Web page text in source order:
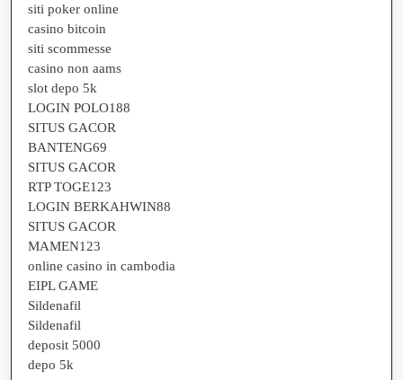
siti poker online
casino bitcoin
siti scommesse
casino non aams
slot depo 5k
LOGIN POLO188
SITUS GACOR
BANTENG69
SITUS GACOR
RTP TOGE123
LOGIN BERKAHWIN88
SITUS GACOR
MAMEN123
online casino in cambodia
EIPL GAME
Sildenafil
Sildenafil
deposit 5000
depo 5k